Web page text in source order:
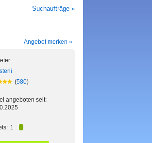
Suchaufträge »
Angebot merken »
(580)
angeboten seit:
1